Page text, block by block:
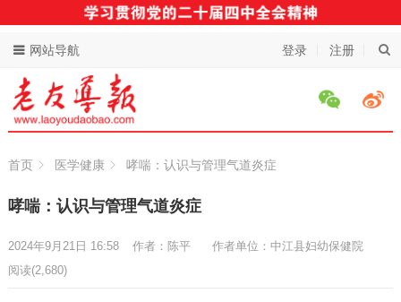
登录 注册
网站导航
首页 医学健康 哮喘：认识与管理气道炎症
哮喘：认识与管理气道炎症
作者：陈平 作者单位：中江县妇幼保健院
2024年9月21日 16:58
阅读(2,680)